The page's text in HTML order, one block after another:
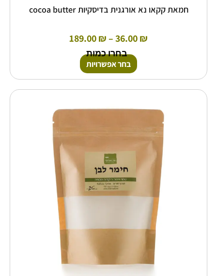
חמאת קקאו נא אורגנית בדיסקיות cocoa butter
36.00₪
–
189.00₪
בחרו כמות
בחר אפשרויות
מחירים:
עד
לבחור
את
האפשרויות
בעמוד